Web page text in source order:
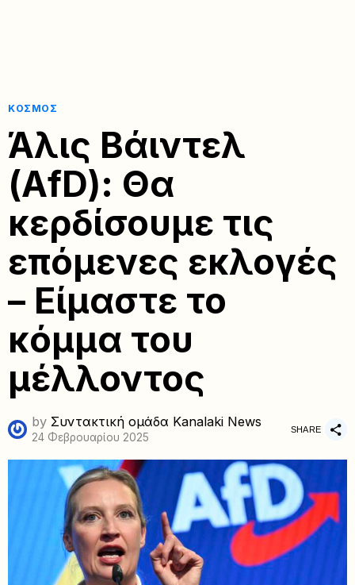
ΚΌΣΜΟΣ
Άλις Βάιντελ
(AfD): Θα
κερδίσουμε τις
επόμενες εκλογές
– Είμαστε το
κόμμα του
μέλλοντος
by Συντακτική ομάδα Kanalaki News
24 Φεβρουαρίου 2025
SHARE